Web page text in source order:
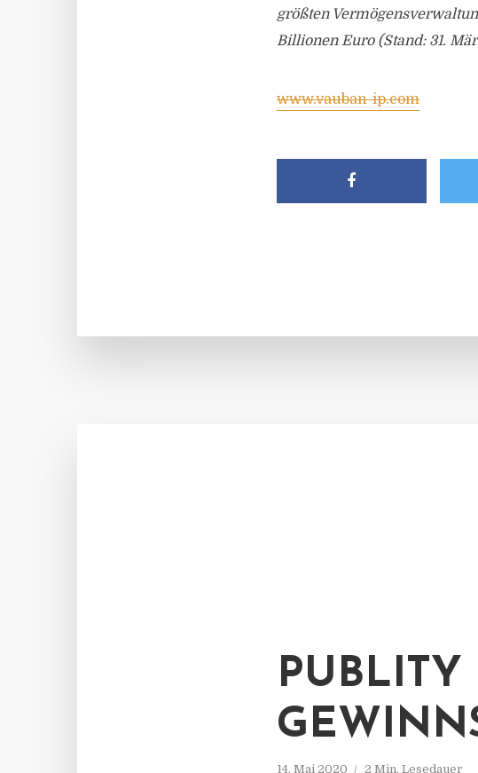
größten
Billionen Euro (Stand: 31.
www.vauban-ip.com
PUBLITY
14. Mai 2020 2 Min. Lesedauer